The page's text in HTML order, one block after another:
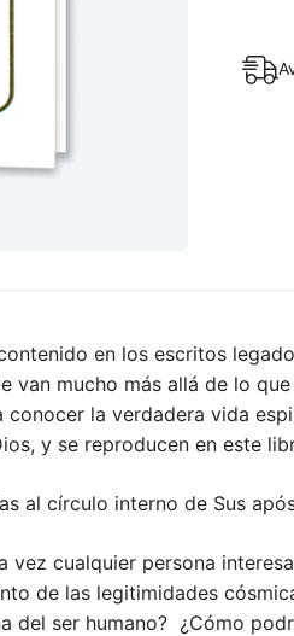
Sus
en los escritos
mucho más allá de lo
conocer la verdadera vida
y se reproducen en este
al círculo interno de Sus
cualquier persona
de las legitimidades
ser humano? ¿Cómo